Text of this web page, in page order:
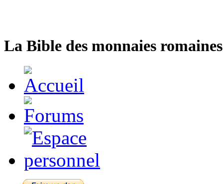
La Bible des monnaies